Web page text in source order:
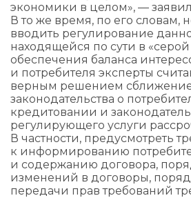
экономики в целом», — заявил
В то же время, по его словам,
вводить регулирование
находящейся по сути в «серой
обеспечения баланса
и потребителя эксперты
верным решением
законодательства о
кредитовании и
регулирующего услуги
В частности, предусмотреть
к информированию
и содержанию договора,
изменений в договоры,
передачи прав требований